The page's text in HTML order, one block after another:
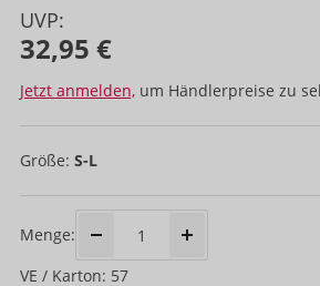
UVP:
32,95 €
Jetzt anmelden, um Händlerpreise zu
Größe: S-L
Menge:
VE / Karton: 57